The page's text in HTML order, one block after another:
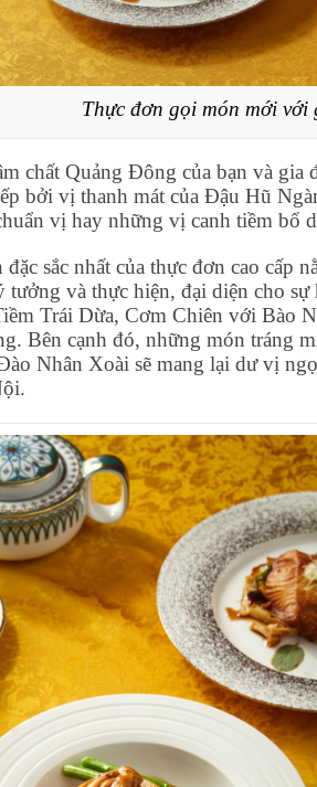
Thực đơn gọi món mới
chất Quảng Đông của bạn và
bởi vị thanh mát của Ðậu Hũ
vị hay những vị canh tiềm bổ
sắc nhất của thực đơn cao cấp
tưởng và thực hiện, đại diện cho
Trái Dừa, Cơm Chiên với Bào
Bên cạnh đó, những món tráng
Nhân Xoài sẽ mang lại dư vị